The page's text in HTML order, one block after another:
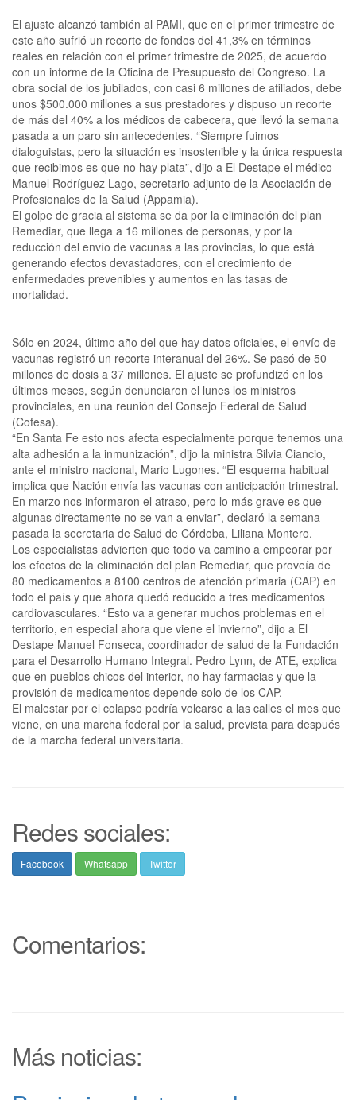
El ajuste alcanzó también al PAMI, que en el primer trimestre de
este año sufrió un recorte de fondos del 41,3% en términos
reales en relación con el primer trimestre de 2025, de acuerdo
con un informe de la Oficina de Presupuesto del Congreso. La
obra social de los jubilados, con casi 6 millones de afiliados, debe
unos $500.000 millones a sus prestadores y dispuso un recorte
de más del 40% a los médicos de cabecera, que llevó la semana
pasada a un paro sin antecedentes. “Siempre fuimos
dialoguistas, pero la situación es insostenible y la única respuesta
que recibimos es que no hay plata”, dijo a El Destape el médico
Manuel Rodríguez Lago, secretario adjunto de la Asociación de
Profesionales de la Salud (Appamia).
El golpe de gracia al sistema se da por la eliminación del plan
Remediar, que llega a 16 millones de personas, y por la
reducción del envío de vacunas a las provincias, lo que está
generando efectos devastadores, con el crecimiento de
enfermedades prevenibles y aumentos en las tasas de
mortalidad.
Sólo en 2024, último año del que hay datos oficiales, el envío de
vacunas registró un recorte interanual del 26%. Se pasó de 50
millones de dosis a 37 millones. El ajuste se profundizó en los
últimos meses, según denunciaron el lunes los ministros
provinciales, en una reunión del Consejo Federal de Salud
(Cofesa).
“En Santa Fe esto nos afecta especialmente porque tenemos una
alta adhesión a la inmunización”, dijo la ministra Silvia Ciancio,
ante el ministro nacional, Mario Lugones. “El esquema habitual
implica que Nación envía las vacunas con anticipación trimestral.
En marzo nos informaron el atraso, pero lo más grave es que
algunas directamente no se van a enviar”, declaró la semana
pasada la secretaria de Salud de Córdoba, Liliana Montero.
Los especialistas advierten que todo va camino a empeorar por
los efectos de la eliminación del plan Remediar, que proveía de
80 medicamentos a 8100 centros de atención primaria (CAP) en
todo el país y que ahora quedó reducido a tres medicamentos
cardiovasculares. “Esto va a generar muchos problemas en el
territorio, en especial ahora que viene el invierno”, dijo a El
Destape Manuel Fonseca, coordinador de salud de la Fundación
para el Desarrollo Humano Integral. Pedro Lynn, de ATE, explica
que en pueblos chicos del interior, no hay farmacias y que la
provisión de medicamentos depende solo de los CAP.
El malestar por el colapso podría volcarse a las calles el mes que
viene, en una marcha federal por la salud, prevista para después
de la marcha federal universitaria.
Redes sociales:
Facebook Whatsapp Twitter
Comentarios:
Más noticias: